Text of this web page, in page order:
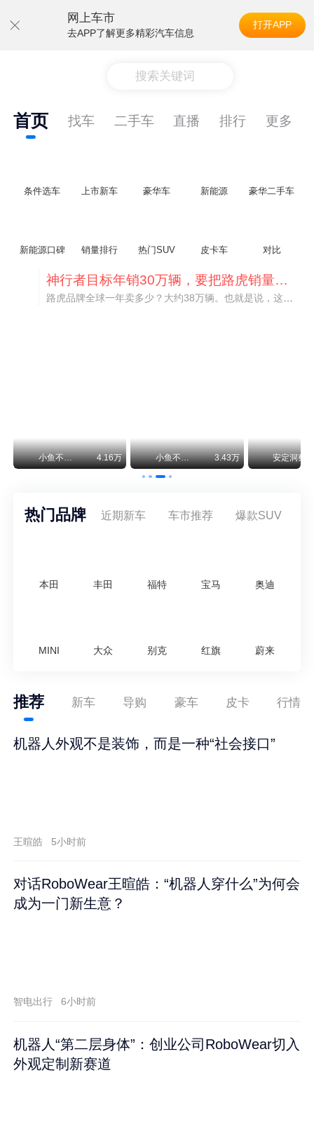
网上车市
去APP了解更多精彩汽车信息
打开APP
搜索关键词
首页 找车 二手车 直播 排行 更多
条件选车 上市新车 豪华车 新能源 豪华二手车
新能源口碑 销量排行 热门SUV 皮卡车 对比
神行者目标年销30万辆，要把路虎销量翻倍
小鱼不刹车 4.16万 小鱼不刹车 3.43万 安定洞察
热门品牌 近期新车 车市推荐 爆款SUV
本田 丰田 福特 宝马 奥迪
MINI 大众 别克 红旗 蔚来
推荐 新车 导购 豪车 皮卡 行情
机器人外观不是装饰，而是一种“社会接口”
王暄皓 5小时前
对话RoboWear王暄皓：“机器人穿什么”为何会
成为一门新生意？
智电出行 6小时前
机器人“第二层身体”：创业公司RoboWear切入
外观定制新赛道